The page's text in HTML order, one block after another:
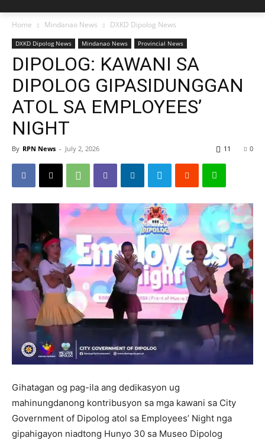
Home Mindanao News DXKD Dipolog News
DXKD Dipolog News Mindanao News Provincial News
DIPOLOG: KAWANI SA
DIPOLOG GIPASIDUNGGAN
ATOL SA EMPLOYEES’
NIGHT
By RPN News - July 2, 2026 0
11
Gihatagan og pag-ila ang dedikasyon ug
mahinungdanong kontribusyon sa mga kawani sa City
Government of Dipolog atol sa Employees’ Night nga
gipahigayon niadtong Hunyo 30 sa Museo Dipolog